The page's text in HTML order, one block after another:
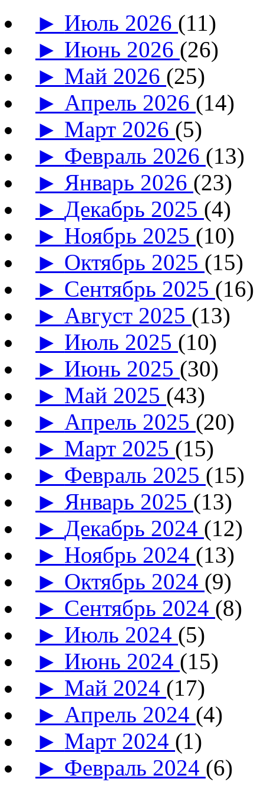
► Июль 2026 (11)
► Июнь 2026 (26)
► Май 2026 (25)
► Апрель 2026 (14)
► Март 2026 (5)
► Февраль 2026 (13)
► Январь 2026 (23)
►Декабрь 2025 (4)
► Ноябрь 2025 (10)
► Октябрь 2025 (15)
► Сентябрь 2025 (16)
► Август 2025 (13)
► Июль 2025 (10)
► Июнь 2025 (30)
► Май 2025 (43)
► Апрель 2025 (20)
► Март 2025 (15)
► Февраль 2025 (15)
► Январь 2025 (13)
►Декабрь 2024 (12)
► Ноябрь 2024 (13)
► Октябрь 2024 (9)
► Сентябрь 2024 (8)
► Июль 2024 (5)
► Июнь 2024 (15)
► Май 2024 (17)
► Апрель 2024 (4)
► Март 2024 (1)
► Февраль 2024 (6)